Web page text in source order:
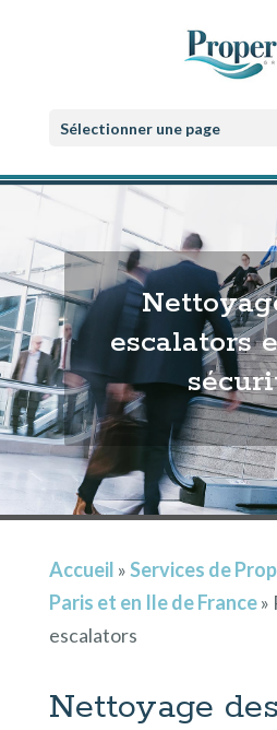
Sélectionner une page
escalators
Accueil »Services de
Paris et en Ile de France»
escalators
Nettoyage